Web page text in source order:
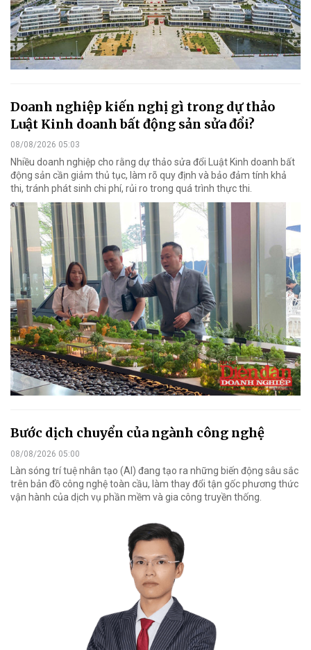
Doanh nghiệp kiến nghị gì trong dự thảo
Luật Kinh doanh bất động sản sửa đổi?
08/08/2026 05:03
Nhiều doanh nghiệp cho rằng dự thảo sửa đổi Luật Kinh doanh bất
động sản cần giảm thủ tục, làm rõ quy định và bảo đảm tính khả
thi, tránh phát sinh chi phí, rủi ro trong quá trình thực thi.
Bước dịch chuyển của ngành công nghệ
08/08/2026 05:00
Làn sóng trí tuệ nhân tạo (AI) đang tạo ra những biến động sâu sắc
trên bản đồ công nghệ toàn cầu, làm thay đổi tận gốc phương thức
vận hành của dịch vụ phần mềm và gia công truyền thống.